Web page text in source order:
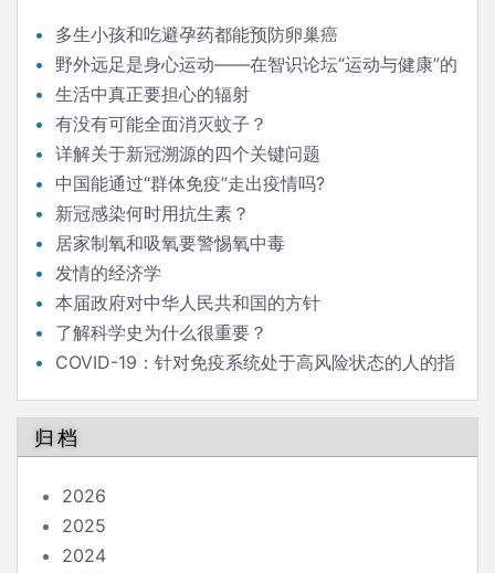
多生小孩和吃避孕药都能预防卵巢癌
野外远足是身心运动——在智识论坛“运动与健康”的
发言生活中真正要担心的辐射
有没有可能全面消灭蚊子？
详解关于新冠溯源的四个关键问题
中国能通过“群体免疫”走出疫情吗?
新冠感染何时用抗生素？
居家制氧和吸氧要警惕氧中毒
发情的经济学
本届政府对中华人民共和国的方针
了解科学史为什么很重要？
COVID-19：针对免疫系统处于高风险状态的人的指
归档
2026
2025
2024